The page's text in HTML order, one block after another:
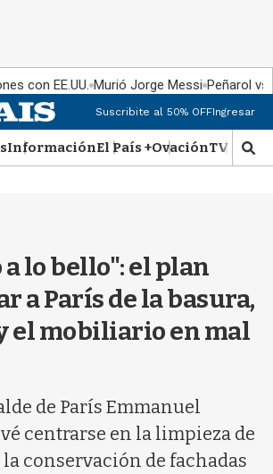
con EE.UU. Murió Jorge Messi Peñarol
Suscribite al 50% OFFIngresar
InformaciónEl País +OvaciónTV Show
M
o
�
s
q
lo bello": el plan
a París de la basura,
el mobiliario en mal
de París Emmanuel
centrarse en la limpieza de
la conservación de fachadas